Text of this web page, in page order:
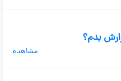
بدم؟
مشاهده